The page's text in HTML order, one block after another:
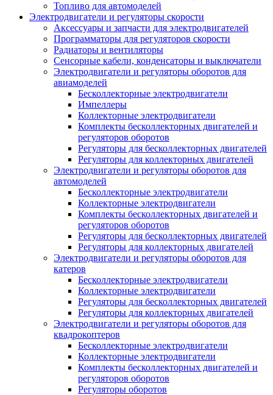
Топливо для автомоделей
Электродвигатели и регуляторы скорости
Аксессуары и запчасти для электродвигателей
Программаторы для регуляторов скорости
Радиаторы и вентиляторы
Сенсорные кабели, конденсаторы и выключатели
Электродвигатели и регуляторы оборотов для
авиамоделей
Бесколлекторные электродвигатели
Импеллеры
Коллекторные электродвигатели
Комплекты бесколлекторных двигателей и
регуляторов оборотов
Регуляторы для бесколлекторных двигателей
Регуляторы для коллекторных двигателей
Электродвигатели и регуляторы оборотов для
автомоделей
Бесколлекторные электродвигатели
Коллекторные электродвигатели
Комплекты бесколлекторных двигателей и
регуляторов оборотов
Регуляторы для бесколлекторных двигателей
Регуляторы для коллекторных двигателей
Электродвигатели и регуляторы оборотов для
катеров
Бесколлекторные электродвигатели
Коллекторные электродвигатели
Регуляторы для бесколлекторных двигателей
Регуляторы для коллекторных двигателей
Электродвигатели и регуляторы оборотов для
квадрокоптеров
Бесколлекторные электродвигатели
Коллекторные электродвигатели
Комплекты бесколлекторных двигателей и
регуляторов оборотов
Регуляторы оборотов